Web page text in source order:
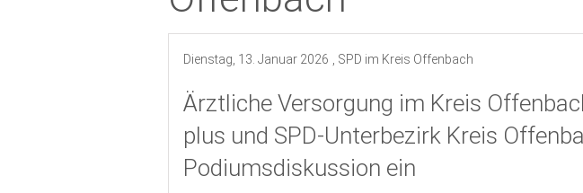
Termine
Kreistagswahl 2026
Dienstag, 13. Januar 2026 , SPD im Kreis Offenbach
Ärztliche Versorgung im Kreis
plus und SPD-Unterbezirk Kreis
Podiumsdiskussion ein